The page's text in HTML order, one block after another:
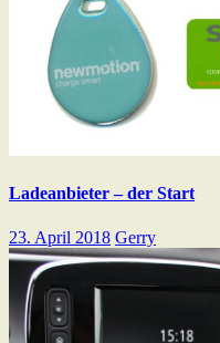
Ladeanbieter – der Start
23. April 2018 Gerry